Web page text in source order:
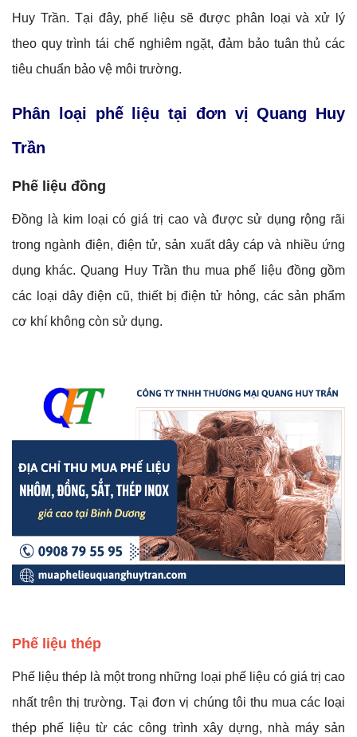
Huy Trần. Tại đây, phế liệu sẽ được phân loại và xử lý
theo quy trình tái chế nghiêm ngặt, đảm bảo tuân thủ các
tiêu chuẩn bảo vệ môi trường.
Phân loại phế liệu tại đơn vị Quang Huy
Trần
Phế liệu đồng
Đồng là kim loại có giá trị cao và được sử dụng rộng rãi
trong ngành điện, điện tử, sản xuất dây cáp và nhiều ứng
dụng khác. Quang Huy Trần thu mua phế liệu đồng gồm
các loại dây điện cũ, thiết bị điện tử hỏng, các sản phẩm
cơ khí không còn sử dụng.
Phế liệu thép
Phế liệu thép là một trong những loại phế liệu có giá trị cao
nhất trên thị trường. Tại đơn vị chúng tôi thu mua các loại
thép phế liệu từ các công trình xây dựng, nhà máy sản